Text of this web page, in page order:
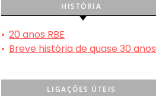
HISTÓRIA
• 20 anos RBE
• Breve história de quase 30 anos
LIGAÇÕES ÚTEIS